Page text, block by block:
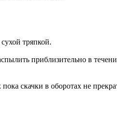
тряпкой.
приблизительно в
скачки в оборотах не